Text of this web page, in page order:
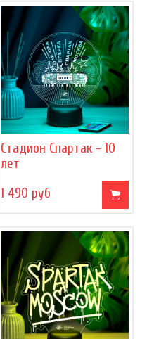
Стадион Спартак - 10
лет
1 490 руб